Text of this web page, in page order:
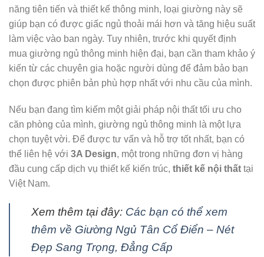
năng tiên tiến và thiết kế thông minh, loại giường này sẽ
giúp bạn có được giấc ngủ thoải mái hơn và tăng hiệu suất
làm việc vào ban ngày. Tuy nhiên, trước khi quyết định
mua giường ngủ thông minh hiện đại, bạn cần tham khảo ý
kiến ​​từ các chuyên gia hoặc người dùng để đảm bảo bạn
chọn được phiên bản phù hợp nhất với nhu cầu của mình.
Nếu bạn đang tìm kiếm một giải pháp nội thất tối ưu cho
căn phòng của mình, giường ngủ thông minh là một lựa
chọn tuyệt vời. Để được tư vấn và hỗ trợ tốt nhất, bạn có
thể liên hệ với 3A Design, một trong những đơn vị hàng
đầu cung cấp dịch vụ thiết kế kiến trúc, thiết kế nội thất tại
Việt Nam.
Xem thêm tại đây: Các bạn có thể xem
thêm về Giường Ngủ Tân Cổ Điển – Nét
Đẹp Sang Trọng, Đẳng Cấp